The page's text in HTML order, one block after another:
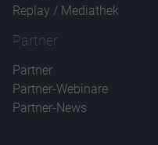
Replay / Mediathek
Partner
Partner
Partner-Webinare
Partner-News